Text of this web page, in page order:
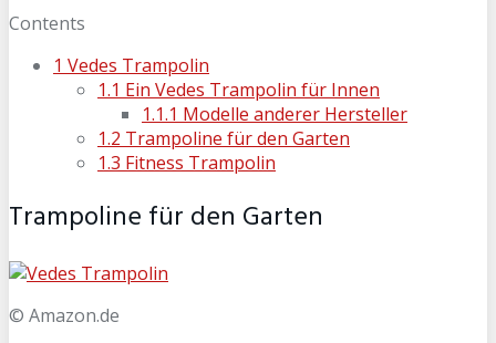
Contents
1 Vedes Trampolin
1.1 Ein Vedes Trampolin für Innen
1.1.1 Modelle anderer Hersteller
1.2 Trampoline für den Garten
1.3 Fitness Trampolin
Trampoline für den Garten
© Amazon.de